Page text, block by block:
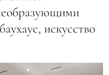
искусство